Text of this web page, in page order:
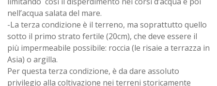
nell’acqua salata del mare.
-La terza condizione è il terreno, ma soprattutto quello
sotto il primo strato fertile (20cm), che deve essere il
più impermeabile possibile: roccia (le risaie a terrazza in
Asia) o argilla.
Per questa terza condizione, è da dare assoluto
privilegio alla coltivazione nei terreni storicamente